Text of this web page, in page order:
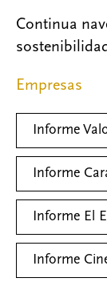
e
b
o
t
t
r
k
e
Continua
Empresas
Informe
Informe
Informe El
Informe